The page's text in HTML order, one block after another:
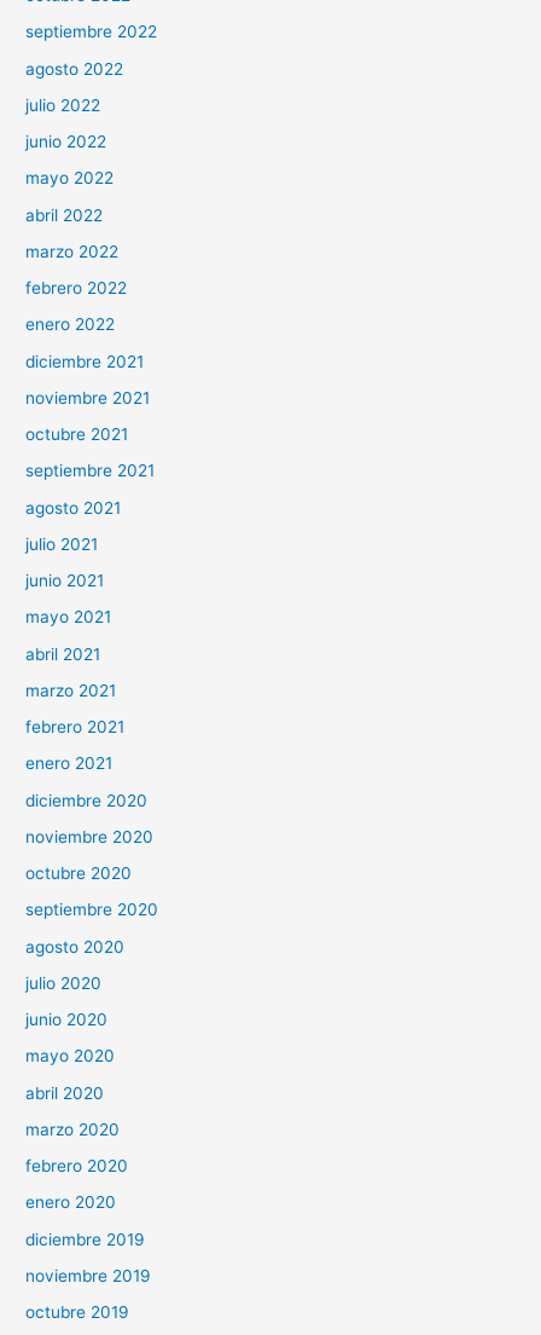
septiembre 2022
agosto 2022
julio 2022
junio 2022
mayo 2022
abril 2022
marzo 2022
febrero 2022
enero 2022
diciembre 2021
noviembre 2021
octubre 2021
septiembre 2021
agosto 2021
julio 2021
junio 2021
mayo 2021
abril 2021
marzo 2021
febrero 2021
enero 2021
diciembre 2020
noviembre 2020
octubre 2020
septiembre 2020
agosto 2020
julio 2020
junio 2020
mayo 2020
abril 2020
marzo 2020
febrero 2020
enero 2020
diciembre 2019
noviembre 2019
octubre 2019